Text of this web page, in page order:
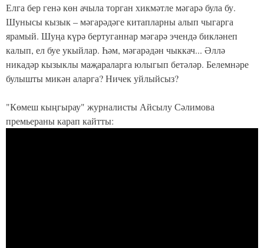
Елга бер генә көн ачыла торган хикмәтле мәгарә була бу.
Шунысы кызык – мәгарәдәге китапларны алып чыгарга
ярамый. Шуңа күрә бертуганнар мәгарә эчендә бикләнеп
калып, ел буе укыйлар. Һәм, мәгарәдән чыккач... Әллә
никадәр кызыклы маҗараларга юлыгып бетәләр. Белемнәре
булышты микән аларга? Ничек уйлыйсыз?
"Көмеш кыңгырау" журналисты Айсылу Сәлимова
премьераны карап кайтты: